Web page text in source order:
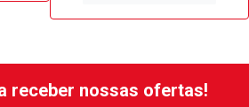
receber nossas ofertas!